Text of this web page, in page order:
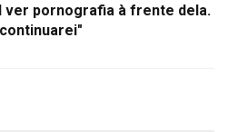
ver pornografia à frente dela.